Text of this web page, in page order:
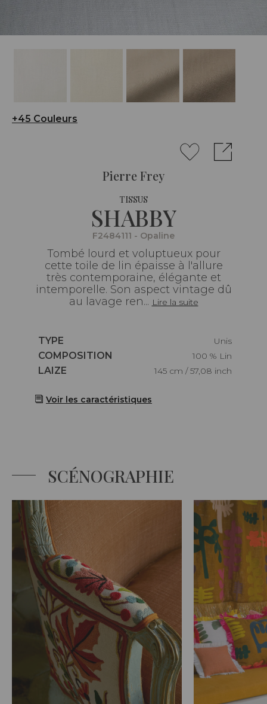
+45 Couleurs
Pierre Frey
TISSUS
SHABBY
F2484111 - Opaline
Tombé lourd et voluptueux pour
cette toile de lin épaisse à l'allure
très contemporaine, élégante et
intemporelle. Son aspect vintage dû
au lavage ren... Lire la suite
Caractéristiques
TYPE
Unis
Caractéristiques
COMPOSITION
100 % Lin
Caractéristiques
LAIZE 145 cm / 57,08 inch
Voir les caractéristiques
SCÉNOGRAPHIE